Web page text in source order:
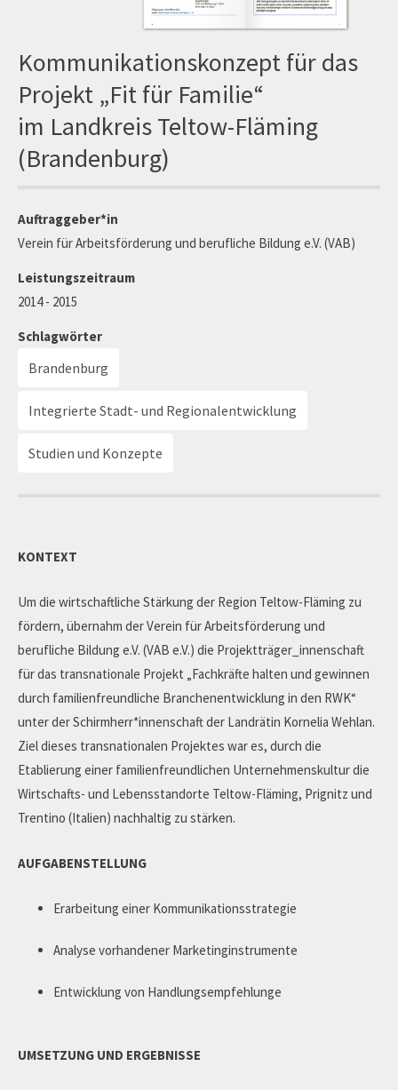
Kommunikationskonzept für das
Projekt „Fit für Familie“
im Landkreis Teltow-Fläming
(Brandenburg)
Auftraggeber*in
Verein für Arbeitsförderung und berufliche Bildung e.V. (VAB)
Leistungszeitraum
2014 - 2015
Schlagwörter
Brandenburg
Integrierte Stadt- und Regionalentwicklung
Studien und Konzepte
KONTEXT
Um die wirtschaftliche Stärkung der Region Teltow-Fläming zu
fördern, übernahm der Verein für Arbeitsförderung und
berufliche Bildung e.V. (VAB e.V.) die Projektträger_innenschaft
für das transnationale Projekt „Fachkräfte halten und gewinnen
durch familienfreundliche Branchenentwicklung in den RWK“
unter der Schirmherr*innenschaft der Landrätin Kornelia Wehlan.
Ziel dieses transnationalen Projektes war es, durch die
Etablierung einer familienfreundlichen Unternehmenskultur die
Wirtschafts- und Lebensstandorte Teltow-Fläming, Prignitz und
Trentino (Italien) nachhaltig zu stärken.
AUFGABENSTELLUNG
Erarbeitung einer Kommunikationsstrategie
Analyse vorhandener Marketinginstrumente
Entwicklung von Handlungsempfehlunge
UMSETZUNG UND ERGEBNISSE